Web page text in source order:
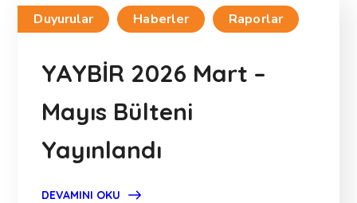
Duyurular Haberler Raporlar
YAYBİR 2026 Mart –
Mayıs Bülteni
Yayınlandı
DEVAMINI OKU